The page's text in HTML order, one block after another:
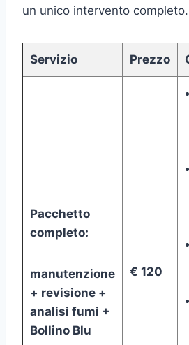
un unico intervento completo.
Servizio Prezzo
Pacchetto
completo:
manutenzione
+ revisione +
analisi fumi +
Bollino Blu
€ 120